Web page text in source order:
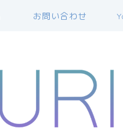
お問い合わせ